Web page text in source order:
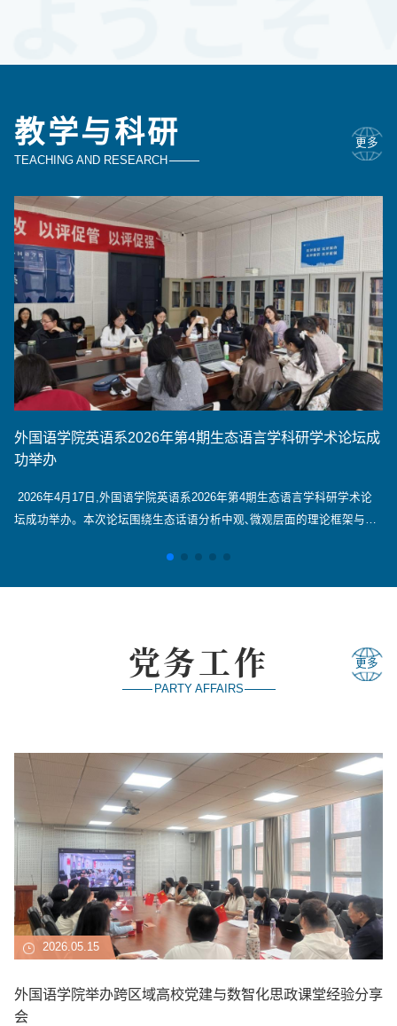
教学与科研
TEACHING AND RESEARCH
更多
外国语学院英语系2026年第4期生态语言学科研学术论坛成
功举办
2026年4月17日,外国语学院英语系2026年第4期生态语言学科研学术论
坛成功举办。本次论坛围绕生态话语分析中观､微观层面的理论框架与研
态话语分析核心概念与基础理论,为本次会议的深入开展奠定了基础｡随
后,分享者紧扣文献核心主旨与发展脉络,对生态话语分析中观与微观两个 开
党务工作
PARTY AFFAIRS
更多
2026.05.15
外国语学院举办跨区域高校党建与数智化思政课堂经验分享
会